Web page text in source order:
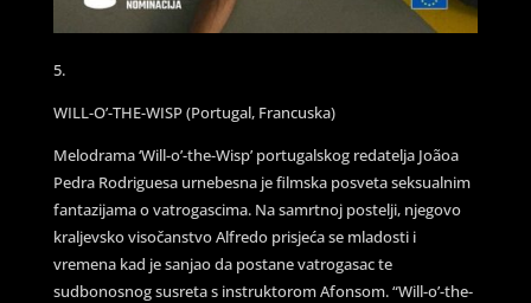
5.
WILL-O’-THE-WISP (Portugal, Francuska)
Melodrama ‘Will-o’-the-Wisp’ portugalskog redatelja Joãoa
Pedra Rodriguesa urnebesna je filmska posveta seksualnim
fantazijama o vatrogascima. Na samrtnoj postelji, njegovo
kraljevsko visočanstvo Alfredo prisjeća se mladosti i
vremena kad je sanjao da postane vatrogasac te
sudbonosnog susreta s instruktorom Afonsom. “Will-o’-the-